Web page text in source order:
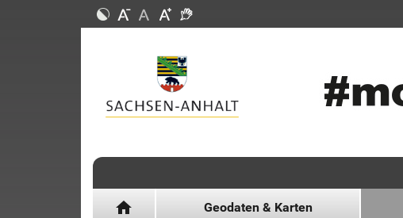
home Geodaten & Karten